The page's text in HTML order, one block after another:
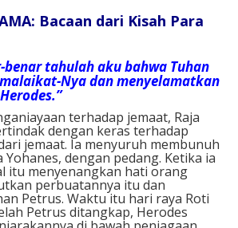
Bacaan dari Kisah Para
benar tahulah aku bahwa Tuhan
Nya dan menyelamatkan
terhadap jemaat, Raja
dengan keras terhadap
jemaat. Ia menyuruh membunuh
Yohanes, dengan pedang. Ketika ia
itu menyenangkan hati orang
perbuatannya itu dan
Petrus. Waktu itu hari raya Roti
Petrus ditangkap, Herodes